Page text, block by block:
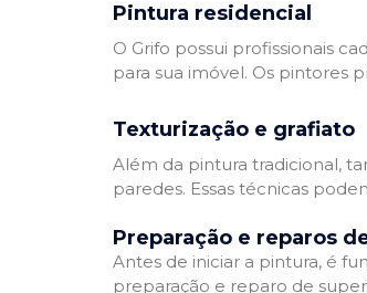
Pintura residencial
O Grifo possui profissionais
para sua imóvel. Os pintores
Texturização e grafiato
Além da pintura tradicional,
paredes. Essas técnicas
Preparação e reparos
Antes de iniciar a pintura, é
preparação e reparo de